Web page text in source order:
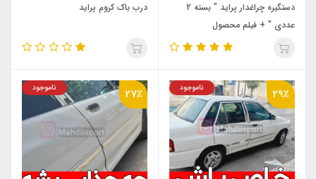
دستگیره چراغدار پراید " بسته 2
عددی " + فیلم محصول
درب باک کروم پراید
29٪ ناموجود 27٪ ناموجود